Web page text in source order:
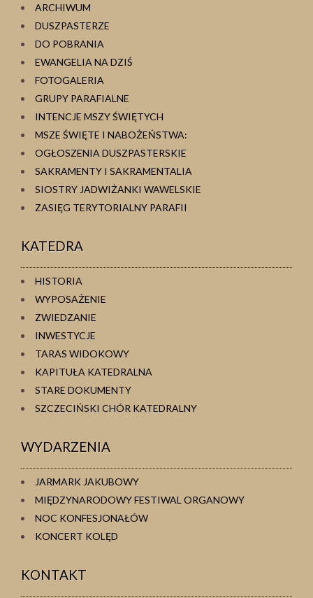
ARCHIWUM
DUSZPASTERZE
DO POBRANIA
EWANGELIA NA DZIŚ
FOTOGALERIA
GRUPY PARAFIALNE
INTENCJE MSZY ŚWIĘTYCH
MSZE ŚWIĘTE I NABOŻEŃSTWA:
OGŁOSZENIA DUSZPASTERSKIE
SAKRAMENTY I SAKRAMENTALIA
SIOSTRY JADWIŻANKI WAWELSKIE
ZASIĘG TERYTORIALNY PARAFII
KATEDRA
HISTORIA
WYPOSAŻENIE
ZWIEDZANIE
INWESTYCJE
TARAS WIDOKOWY
KAPITUŁA KATEDRALNA
STARE DOKUMENTY
SZCZECIŃSKI CHÓR KATEDRALNY
WYDARZENIA
JARMARK JAKUBOWY
MIĘDZYNARODOWY FESTIWAL ORGANOWY
NOC KONFESJONAŁÓW
KONCERT KOLĘD
KONTAKT